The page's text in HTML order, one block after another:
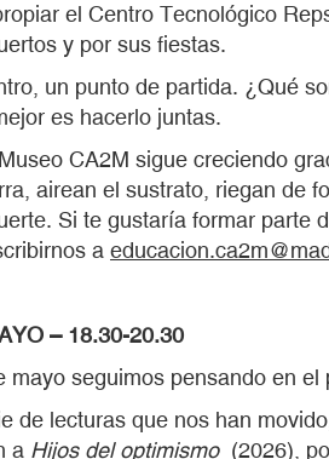
el Centro Tecnológico
y por sus fiestas.
un punto de partida. ¿Qué
es hacerlo juntas.
CA2M sigue creciendo
airean el sustrato, riegan de
Si te gustaría formar
a
– 18.30-20.30
mayo seguimos pensando en
de lecturas que nos han
a Hijos del optimismo (2026),